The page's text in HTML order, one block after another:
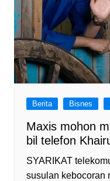
Berita Bisnes
Maxis mohon
bil telefon
SYARIKAT
susulan kebocoran